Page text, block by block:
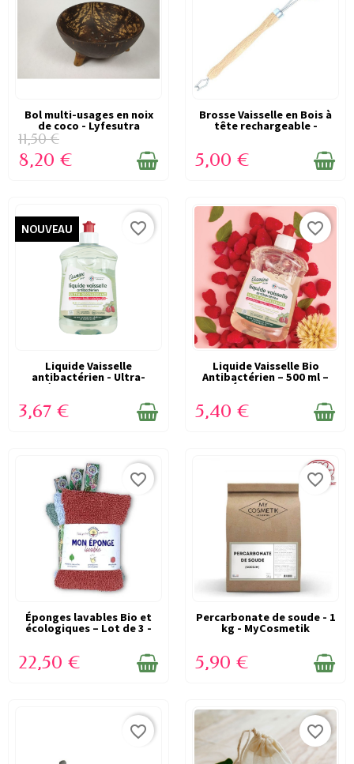
DERNIERS ARTICLES EN
STOCK
Bol multi-usages en noix
de coco - Lyfesutra
11,50 €
8,20 €
DERNIERS ARTICLES EN
STOCK
Brosse Vaisselle en Bois à
tête rechargeable -
ANOTHERWAY
5,00 €
NOUVEAU
DERNIERS ARTICLES EN
STOCK
favorite_border
Liquide Vaisselle
antibactérien - Ultra-
dégraissant - 500...
3,67 €
DERNIERS ARTICLES EN
STOCK
favorite_border
Liquide Vaisselle Bio
Antibactérien – 500 ml –
Étamine du...
5,40 €
DERNIERS ARTICLES EN
STOCK
favorite_border
Éponges lavables Bio et
écologiques – Lot de 3 -
ANOTHERWAY
22,50 €
DERNIERS ARTICLES EN
STOCK
favorite_border
Percarbonate de soude - 1
kg - MyCosmetik
5,90 €
favorite_border favorite_border